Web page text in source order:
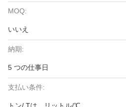
MOQ:
いいえ
納期:
5 つの仕事日
支払い条件: